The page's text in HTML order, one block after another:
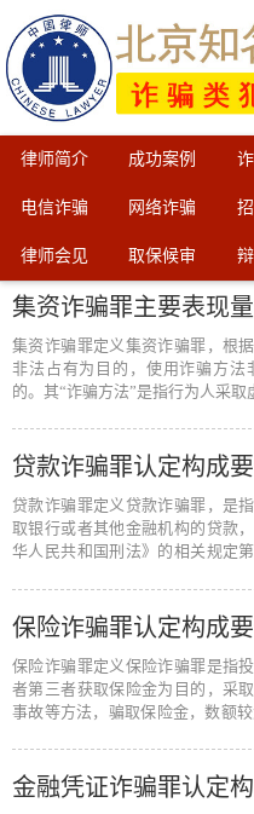
律师简介 成功案例
电信诈骗 网络诈骗
律师会见 取保候审
集资诈骗罪主要表现
集资诈骗罪定义集资诈骗罪，根
非法占有为目的，使用诈骗方法
的。其“诈骗方法”是指行为人采
贷款诈骗罪认定构成
贷款诈骗罪定义贷款诈骗罪，是
取银行或者其他金融机构的贷款
华人民共和国刑法》的相关规定
保险诈骗罪认定构成
保险诈骗罪定义保险诈骗罪是指
者第三者获取保险金为目的，采
事故等方法，骗取保险金，数额
金融凭证诈骗罪认定